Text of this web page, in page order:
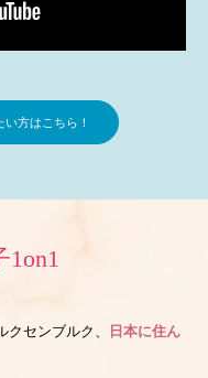
方はこちら！
センブルク、
日本に住ん